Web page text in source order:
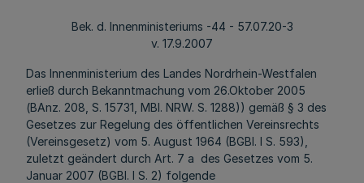
Bek. d. Innenministeriums -44 - 57.07.20-3
v. 17.9.2007
Das Innenministerium des Landes Nordrhein-Westfalen
erließ durch Bekanntmachung vom 26.Oktober 2005
(BAnz. 208, S. 15731, MBl. NRW. S. 1288)) gemäß § 3 des
Gesetzes zur Regelung des öffentlichen Vereinsrechts
(Vereinsgesetz) vom 5. August 1964 (BGBl. I S. 593),
zuletzt geändert durch Art. 7 a des Gesetzes vom 5.
Januar 2007 (BGBl. I S. 2) folgende